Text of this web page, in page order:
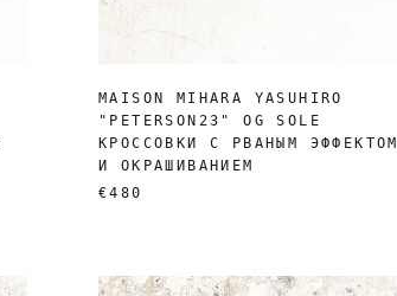
MAISON MIHARA YASUHIRO
"PETERSON23" OG SOLE
КРОССОВКИ С РВАНЫМ ЭФФЕКТОМ
И ОКРАШИВАНИЕМ
€480